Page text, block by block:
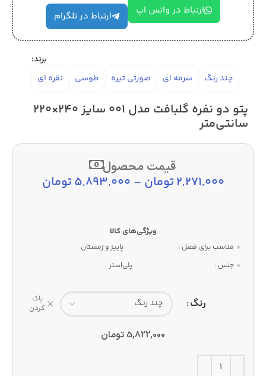
ارتباط در واتس اپ ارتباط در تلگرام
برند:
چند رنگ
سرمه ای صورتی تیره طوسی نقره ای
پتو دو نفره گلبافت مدل 001 سایز 240×220
سانتی‌متر
قیمت محصول
2,271,000تومان –
5,893,000تومان
مناسب برای فصل :
پاییز و زمستان
جنس :
پلی‌استر
رنگ
پاک
کردن
5,822,000 تومان